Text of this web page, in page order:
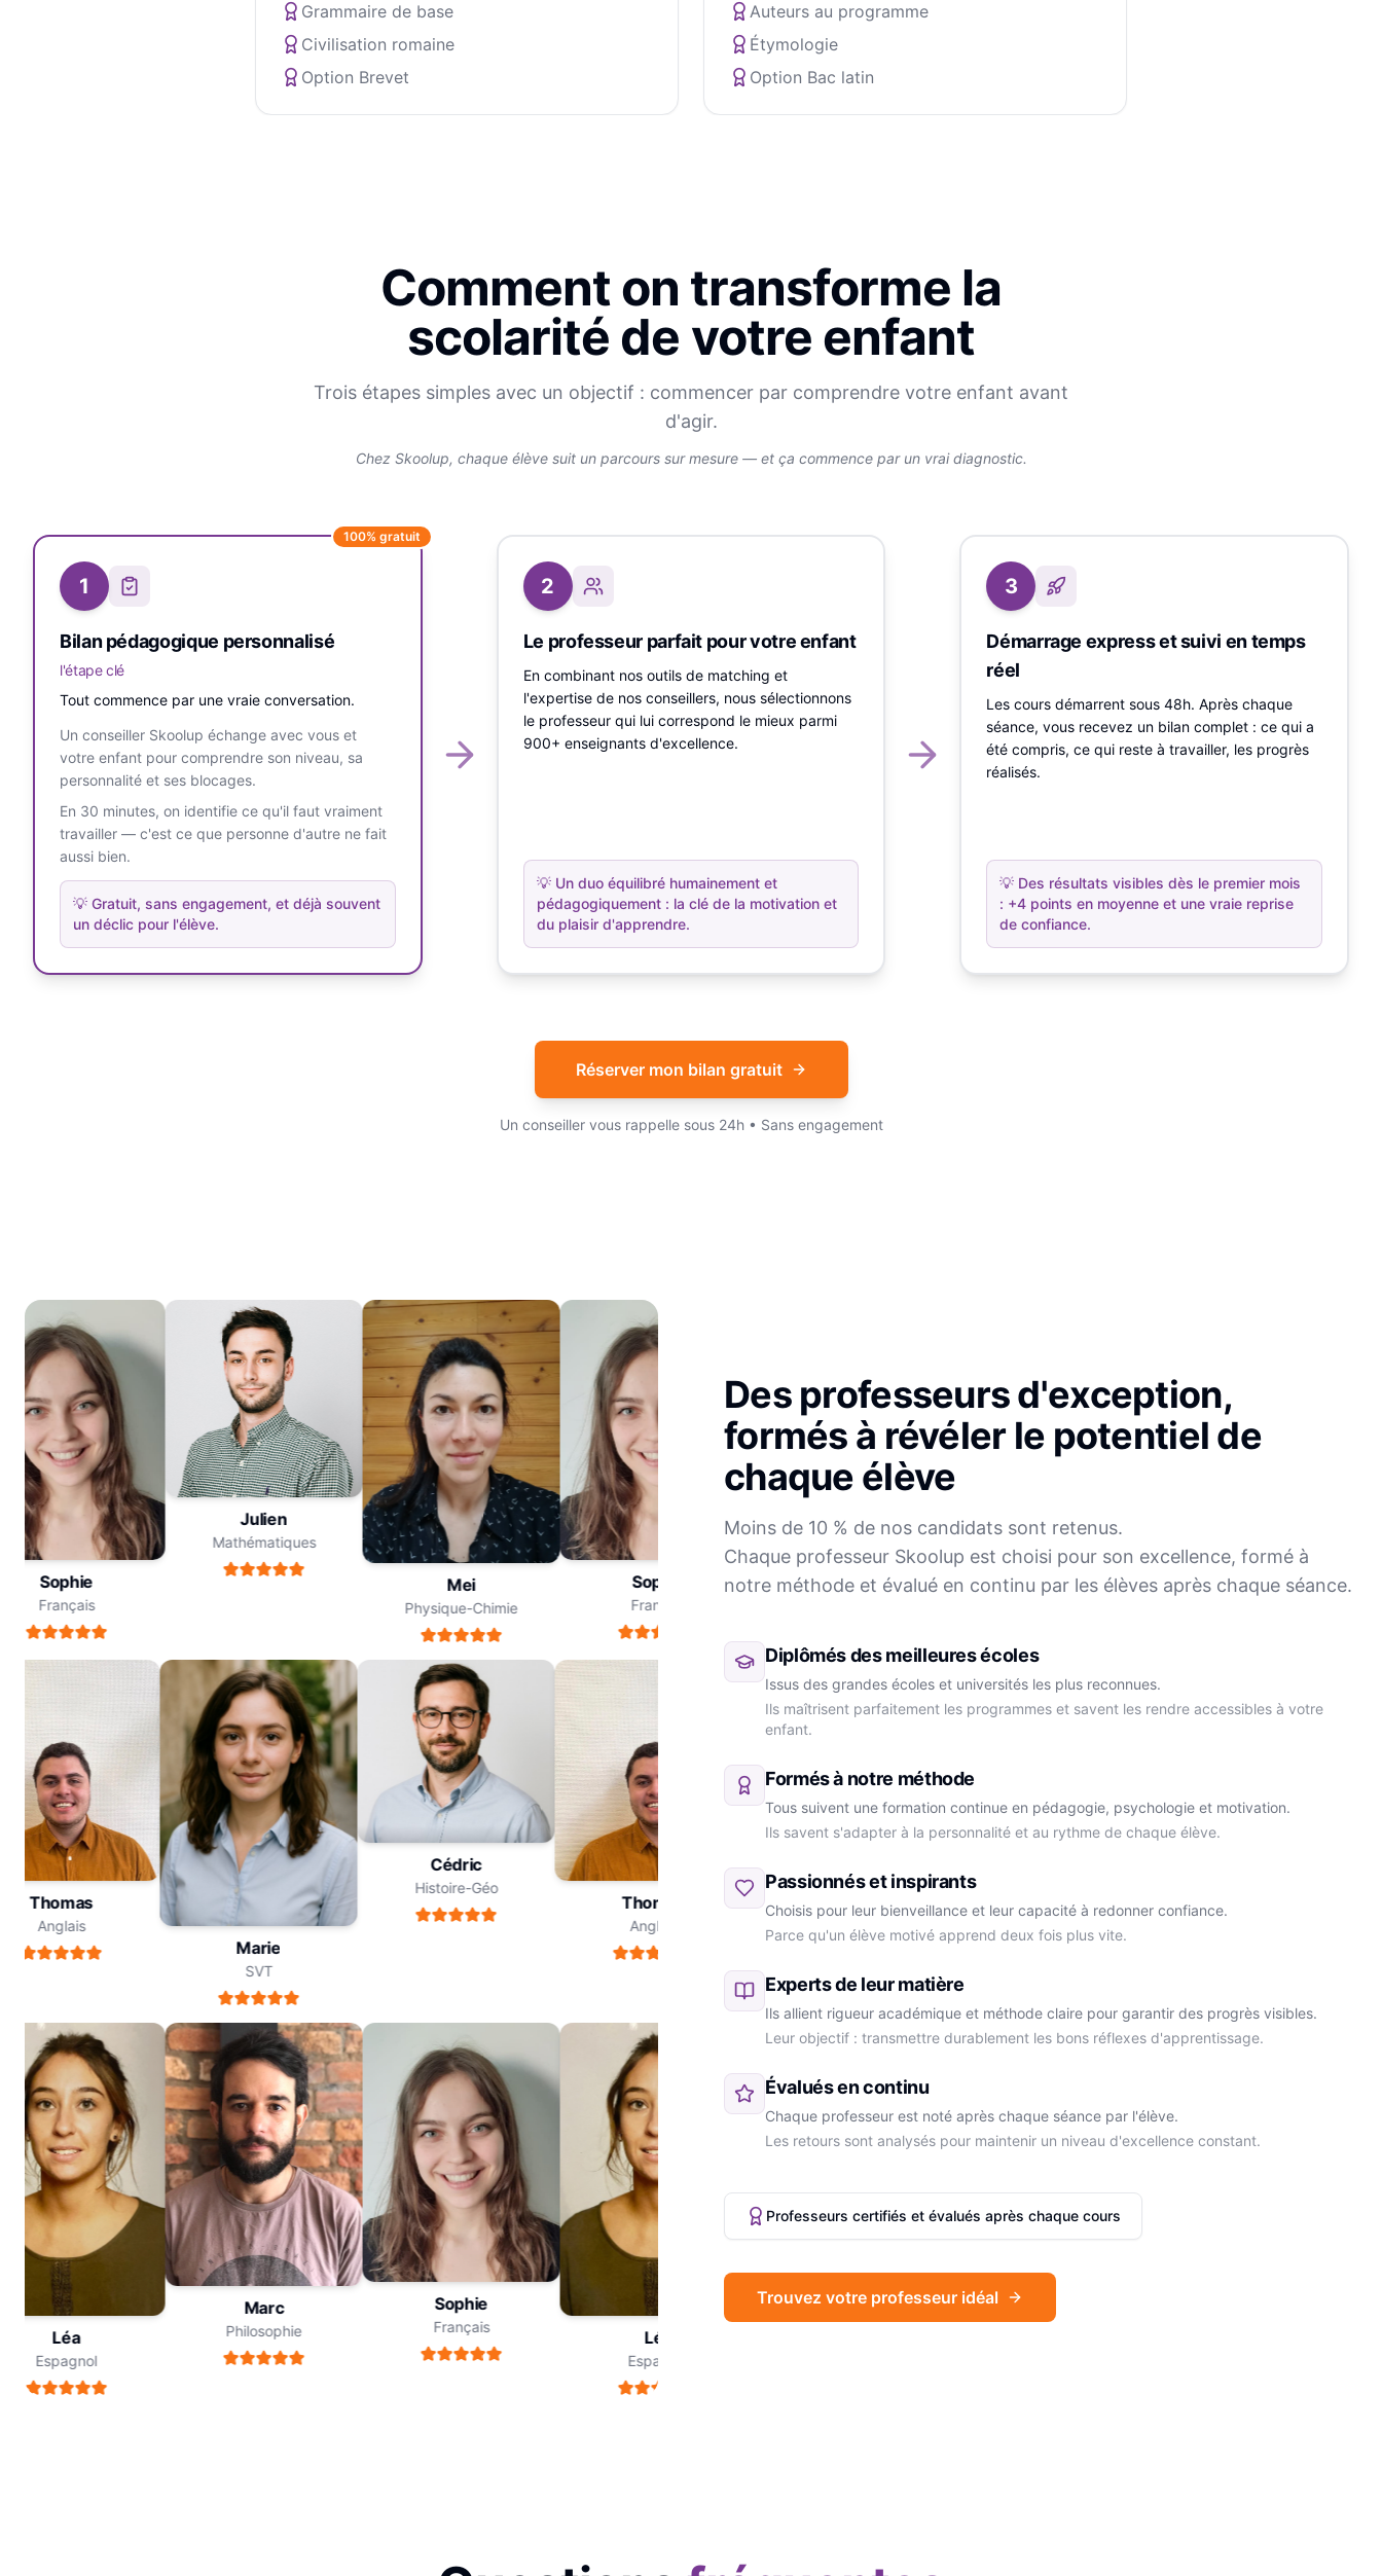
Grammaire de base
Civilisation romaine
Option Brevet
Auteurs au programme
Étymologie
Option Bac latin
Comment on transforme la
scolarité de votre enfant
Trois étapes simples avec un objectif : commencer par comprendre votre enfant avant
d'agir.
Chez Skoolup, chaque élève suit un parcours sur mesure — et ça commence par un vrai diagnostic.
100% gratuit
1
Bilan pédagogique personnalisé
l'étape clé
Tout commence par une vraie conversation.
Un conseiller Skoolup échange avec vous et
votre enfant pour comprendre son niveau, sa
personnalité et ses blocages.
En 30 minutes, on identifie ce qu'il faut vraiment
travailler — c'est ce que personne d'autre ne fait
aussi bien.
💡 Gratuit, sans engagement, et déjà souvent
un déclic pour l'élève.
2
Le professeur parfait pour votre enfant
En combinant nos outils de matching et
l'expertise de nos conseillers, nous sélectionnons
le professeur qui lui correspond le mieux parmi
900+ enseignants d'excellence.
💡 Un duo équilibré humainement et
pédagogiquement : la clé de la motivation et
du plaisir d'apprendre.
3
Démarrage express et suivi en temps
réel
Les cours démarrent sous 48h. Après chaque
séance, vous recevez un bilan complet : ce qui a
été compris, ce qui reste à travailler, les progrès
réalisés.
💡 Des résultats visibles dès le premier mois
: +4 points en moyenne et une vraie reprise
de confiance.
Réserver mon bilan gratuit
Un conseiller vous rappelle sous 24h • Sans engagement
Sophie
Français
Julien
Mathématiques
Mei
Physique-Chimie
Sophie
Français
Julien
Mei Sophie
Thomas
Anglais
Marie
SVT
Cédric
Histoire-Géo
Thomas
Anglais
Marie
Léa
Espagnol
Marc
Philosophie
Sophie
Français Léa
Espagnol
Marc Sophie
Français
Des professeurs d'exception,
formés à révéler le potentiel de
chaque élève
Moins de 10 % de nos candidats sont retenus.
Chaque professeur Skoolup est choisi pour son excellence, formé à
notre méthode et évalué en continu par les élèves après chaque séance.
Diplômés des meilleures écoles
Issus des grandes écoles et universités les plus reconnues.
Ils maîtrisent parfaitement les programmes et savent les rendre accessibles à votre
enfant.
Formés à notre méthode
Tous suivent une formation continue en pédagogie, psychologie et motivation.
Ils savent s'adapter à la personnalité et au rythme de chaque élève.
Passionnés et inspirants
Choisis pour leur bienveillance et leur capacité à redonner confiance.
Parce qu'un élève motivé apprend deux fois plus vite.
Experts de leur matière
Ils allient rigueur académique et méthode claire pour garantir des progrès visibles.
Leur objectif : transmettre durablement les bons réflexes d'apprentissage.
Évalués en continu
Chaque professeur est noté après chaque séance par l'élève.
Les retours sont analysés pour maintenir un niveau d'excellence constant.
Professeurs certifiés et évalués après chaque cours
Trouvez votre professeur idéal